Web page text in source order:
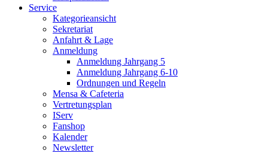
Service
Kategorieansicht
Sekretariat
Anfahrt & Lage
Anmeldung
Anmeldung Jahrgang 5
Anmeldung Jahrgang 6-10
Ordnungen und Regeln
Mensa & Cafeteria
Vertretungsplan
IServ
Fanshop
Kalender
Newsletter